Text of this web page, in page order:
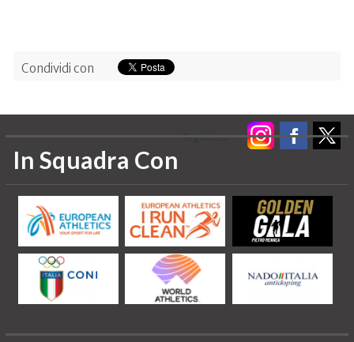
Condividi con
Seguici su:
In Squadra Con